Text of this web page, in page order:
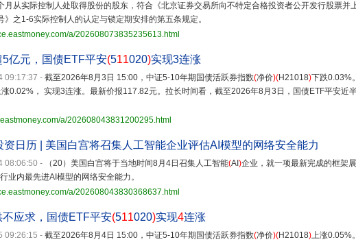
月从实际控制人处取得股份的股东，符合《北京证券交易所向不特定合格投资者公开发行股票并
》之1-6实际控制人的认定与锁定期安排的第五条规定。
a/202608073835235613.html
5亿元，国债ETF平安(511020)实现3连涨
09:17:37 - 截至2026年8月3日 15:00，中证5-10年期国债活跃券指数(净价)(H21018)下跌0.03%
0.02%， 实现3连涨。最新价报117.82元。拉长时间看，截至2026年8月3日，国债ETF平安近
a/202608043831200295.html
资日历 | 美国白宫将召集人工智能企业评估AI模型的网络安全能力
08:06:50 - （20）美国白宫将于当地时间8月4日召集人工智能(AI )企业，就一项最新完成的框架
业内最先进AI模型的网络安全能力。
a/202608043830368637.html
不应求，国债ETF平安(511020)实现4连涨
09:26:15 - 截至2026年8月4日 15:00，中证5-10年期国债活跃券指数(净价)(H21018)上涨0.05%